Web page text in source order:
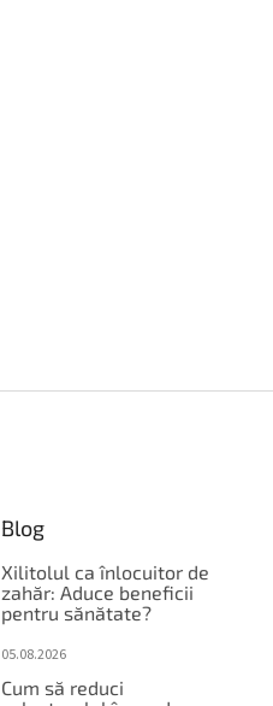
Blog
Xilitolul ca înlocuitor de
zahăr: Aduce beneficii
pentru sănătate?
05.08.2026
Cum să reduci